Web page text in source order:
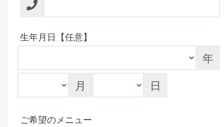
生年月日【任意】
年
月
日
ご希望のメニュー